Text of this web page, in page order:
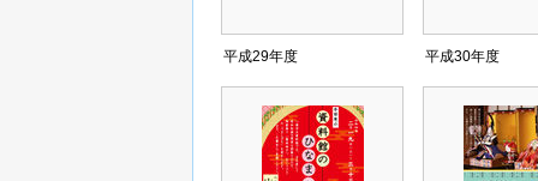
平成29年度 平成30年度